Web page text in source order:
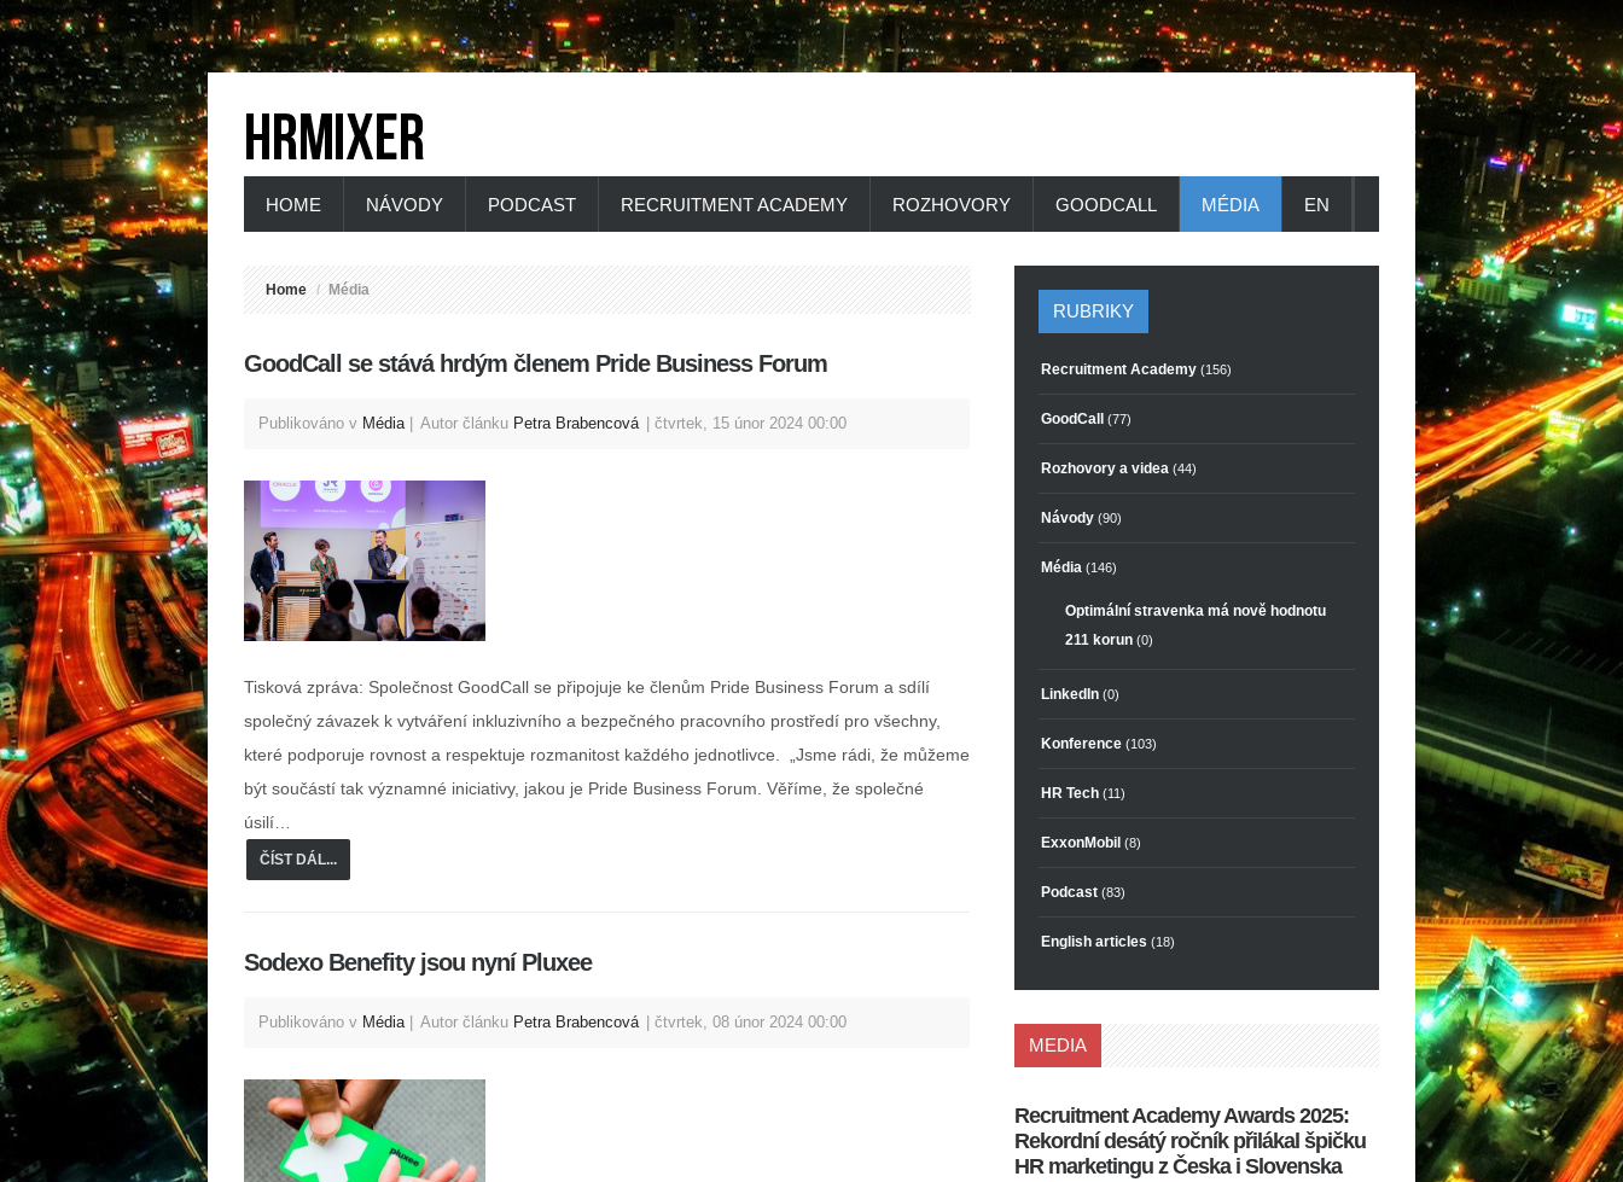
HOME NÁVODY PODCAST RECRUITMENT ACADEMY ROZHOVORY GOODCALL MÉDIA EN
Home / Média
GoodCall se stává hrdým členem Pride Business Forum
Publikováno v Média Autor článku Petra Brabencová čtvrtek, 15 únor 2024 00:00
Tisková zpráva: Společnost GoodCall se připojuje ke členům Pride Business Forum a sdílí
společný závazek k vytváření inkluzivního a bezpečného pracovního prostředí pro všechny,
které podporuje rovnost a respektuje rozmanitost každého jednotlivce. „Jsme rádi, že můžeme
být součástí tak významné iniciativy, jakou je Pride Business Forum. Věříme, že společné
úsilí…
ČÍST DÁL...
Sodexo Benefity jsou nyní Pluxee
Publikováno v Média Autor článku Petra Brabencová čtvrtek, 08 únor 2024 00:00
RUBRIKY
Recruitment Academy(156)
GoodCall (77)
Rozhovory a videa (44)
Návody(90)
Média (146)
Optimální stravenka má nově hodnotu
211 korun(0)
LinkedIn(0)
Konference(103)
HR Tech(11)
ExxonMobil (8)
Podcast(83)
English articles (18)
MEDIA
Recruitment Academy Awards 2025:
Rekordní desátý ročník přilákal špičku
HR marketingu z Česka i Slovenska
Konference
slaví 10 let a ukáže, jak
leadership pro